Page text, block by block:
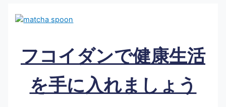
フコイダンで健康生活
を手に入れましょう